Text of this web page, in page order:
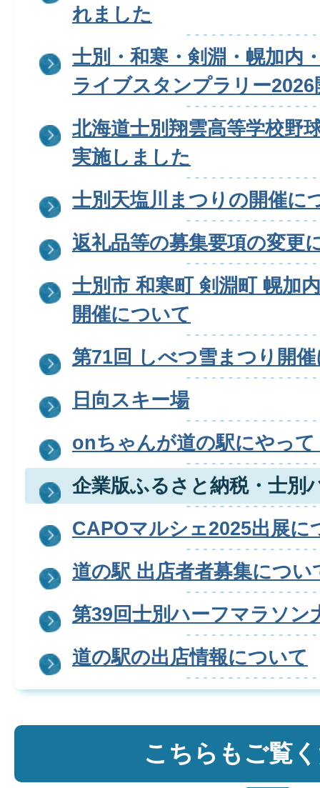
れました
士別・和寒・剣淵・幌加内
ライブスタンプラリー2026
北海道士別翔雲高等学校野
実施しました
士別天塩川まつりの開催に
返礼品等の募集要項の変更
士別市 和寒町 剣淵町 幌加
開催について
第71回 しべつ雪まつり開
日向スキー場
onちゃんが道の駅にやって
企業版ふるさと納税・士別
CAPOマルシェ2025出展に
道の駅 出店者者募集につい
第39回士別ハーフマラソン
道の駅の出店情報について
こちらもご覧